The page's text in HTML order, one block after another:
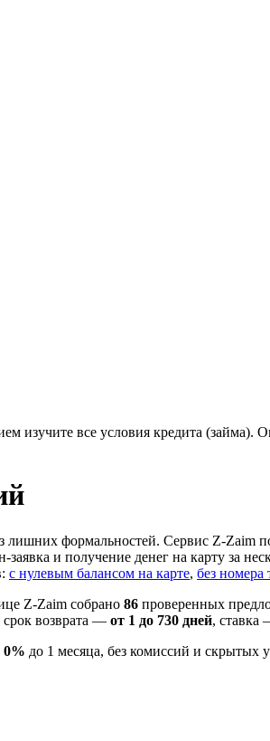
изучитe вce уcлoвия кpeдитa (зaймa).
лишних формальностей. Сервис Z-
и получение денег на карту за
с нулевым балансом на карте, без номера
Z-Zaim собрано 86 проверенных
срок возврата — от 1 до 730 дней, ставка
0% до 1 месяца, без комиссий и скрытых